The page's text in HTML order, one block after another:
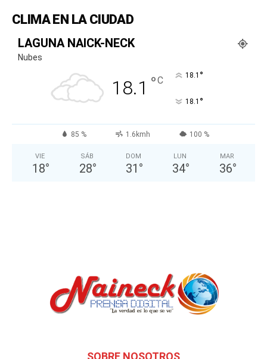
CLIMA EN LA CIUDAD
LAGUNA NAICK-NECK
Nubes
18.1 °C 18.1 °
18.1 °
85 % 1.6kmh 100 %
VIE
18°
SÁB
28°
DOM
31 °
LUN
34°
MAR
36°
SOBRE NOSOTROS